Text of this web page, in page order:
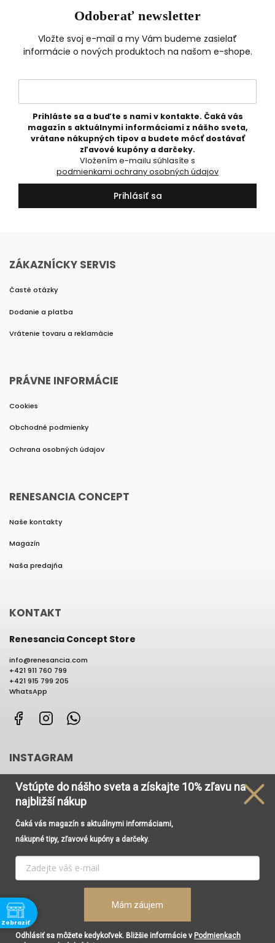
Používame cookies, aby sme Vám umožnili pohodlné
prehliadanie webu a vďaka analýze prevádzky webu
neustále zlepšovali jeho funkcie, výkon a použiteľnosť. Viac
informácií nájdete v odkaze
ochrany osobných údajov.
Odoberať newsletter
Vložte svoj e-mail a my Vám budeme zasielať
informácie o nových produktoch na našom e-shope.
Prihláste sa a buďte s nami v kontakte. Čaká vás
magazín s aktuálnymi informáciami z nášho sveta,
vrátane nákupných tipov a budete môcť dostávať
zľavové kupóny a darčeky.
podmienkami ochrany osobných údajov
Prihlásiť sa
ZÁKAZNÍCKY SERVIS
Časté otázky
Dodanie a platba
Vrátenie tovaru a reklamácie
PRÁVNE INFORMÁCIE
Cookies
Obchodné podmienky
Ochrana osobných údajov
RENESANCIA CONCEPT
Naše kontakty
Magazín
Naša predajňa
KONTAKT
Renesancia Concept Store
info@renesancia.com
+421 911 760 799
+421 915 799 205
WhatsApp
FacebookInstagram
INSTAGRAM
Vytvoril Shoptet
Copyright 2026 Renesancia Concept Store
vyhradené.
Upraviť nastavenie cookies
Grafický návrh vytvořil a nakódovalShoptak.cz
Zobraziť
Vstúpte do nášho sveta a získajte 10% zľavu na
najbližší nákup
Čaká vás magazín s aktuálnymi informáciami,
nákupné tipy, zľavové kupóny a darčeky.
Mám záujem
Odhlásiť sa môžete kedykoľvek. Bližšie informácie v Podmienkach